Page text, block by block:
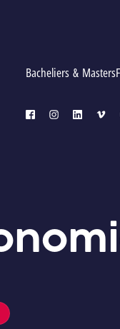
Bacheliers & Masters
facebookinstagramlinkedinvimeo